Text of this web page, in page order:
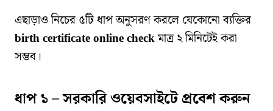
এছাড়াও নিচের ৫টি ধাপ অনুসরণ করলে যেকোনো ব্যক্তির
birth certificate online checkমাত্র ২ মিনিটেই করা
সম্ভব।
ধাপ ১ – সরকারি ওয়েবসাইটে প্রবেশ করুন